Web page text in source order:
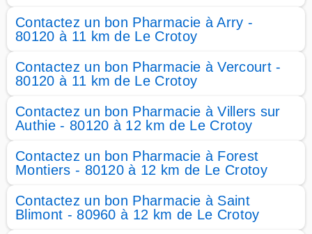
Contactez un bon Pharmacie à Arry -
80120 à 11 km de Le Crotoy
Contactez un bon Pharmacie à Vercourt -
80120 à 11 km de Le Crotoy
Contactez un bon Pharmacie à Villers sur
Authie - 80120 à 12 km de Le Crotoy
Contactez un bon Pharmacie à Forest
Montiers - 80120 à 12 km de Le Crotoy
Contactez un bon Pharmacie à Saint
Blimont - 80960 à 12 km de Le Crotoy